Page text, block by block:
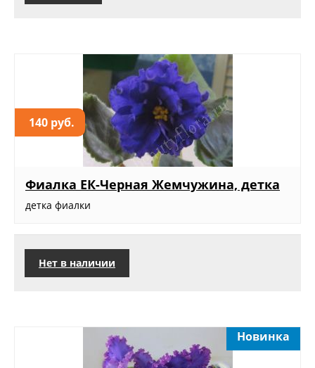
140 руб.
Фиалка ЕК-Черная Жемчужина, детка
детка фиалки
Нет в наличии
Новинка